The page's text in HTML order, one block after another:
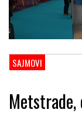
SAJMOVI
Metstrade,